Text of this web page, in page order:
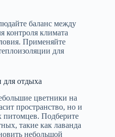
баланс между
контроля климата
Применяйте
для
для отдыха
цветники на
пространство, но и
питомцев. Подберите
такие как лаванда
небольшой